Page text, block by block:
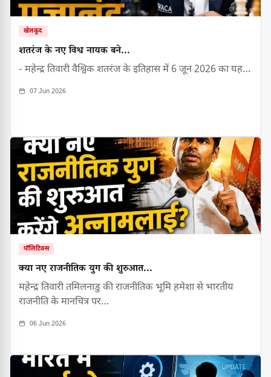
खेलकूद
शतरंज के नए विश्व नायक बने...
- महेन्द्र तिवारी वैश्विक शतरंज के इतिहास में 6 जून 2026 का यह…
07 Jun 2026
पॉलिटिक्स
क्या नए राजनीतिक युग की शुरुआत...
महेन्द्र तिवारी तमिलनाडु की राजनीतिक भूमि हमेशा से भारतीय
राजनीति के मानचित्र पर…
06 Jun 2026